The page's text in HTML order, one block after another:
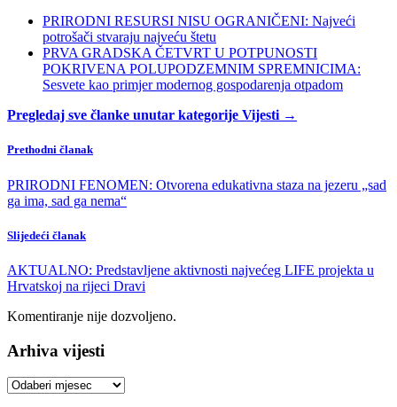
PRIRODNI RESURSI NISU OGRANIČENI: Najveći
potrošači stvaraju najveću štetu
PRVA GRADSKA ČETVRT U POTPUNOSTI
POKRIVENA POLUPODZEMNIM SPREMNICIMA:
Sesvete kao primjer modernog gospodarenja otpadom
Pregledaj sve članke unutar kategorije Vijesti →
Prethodni članak
PRIRODNI FENOMEN: Otvorena edukativna staza na jezeru „sad
ga ima, sad ga nema“
Slijedeći članak
AKTUALNO: Predstavljene aktivnosti najvećeg LIFE projekta u
Hrvatskoj na rijeci Dravi
Komentiranje nije dozvoljeno.
Arhiva vijesti
Arhiva